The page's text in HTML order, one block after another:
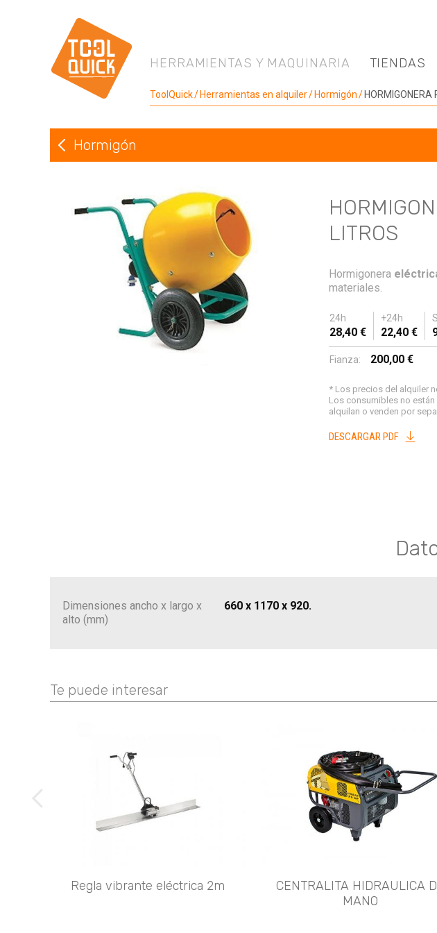
HERRAMIENTAS Y MAQUINARIA TIENDAS
ToolQuick Herramientas en alquiler Hormigón HORMIGONERA
Volver a Hormigón
Hormigón
LITROS
Hormigonera
materiales.
24h +24h
28,40 € 22,40 €
Fianza: 200,00 €
* Los precios del alquiler
Los consumibles no
alquilan o venden por
DESCARGAR PDF
Dimensiones ancho x largo x
alto (mm)
660 x 1170 x 920.
Te puede interesar
Regla vibrante eléctrica 2m
CENTRALITA HIDRAULICA
MANO
imágenes anteriores